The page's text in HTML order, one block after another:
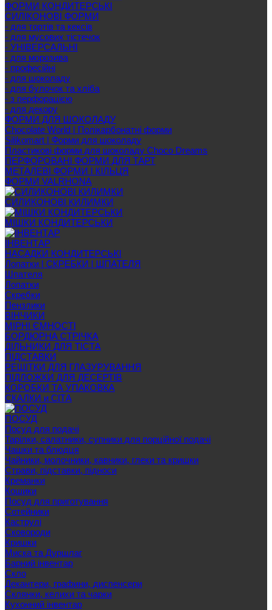
ФОРМИ КОНДИТЕРСЬКІ
СИЛІКОНОВІ ФОРМИ
- для тортів та кексів
- для мусових тістечок
- УНІВЕРСАЛЬНІ
- для морозива
- професійні
- для шоколаду
- для булочок та хліба
- з перфорацією
- для декору
ФОРМИ ДЛЯ ШОКОЛАДУ
Chocolate World | Полікарбонатні форми
Silikomart | Форми для шоколаду
Пластикові форми для шоколаду Choco Dreams
ПЕРФОРОВАНІ ФОРМИ ДЛЯ ТАРТ
МЕТАЛЕВІ ФОРМИ І КІЛЬЦЯ
ФОРМИ VALRHONA
СИЛИКОНОВІ КИЛИМКИ
МІШКИ КОНДИТЕРСЬКИ
ІНВЕНТАР
НАСАДКИ КОНДИТЕРСЬКІ
Лопатки | СКРЕБКИ | ШПАТЕЛЯ
Шпателя
Лопатки
Скребки
Пензлики
ВІНЧИКИ
МІРНІ ЄМНОСТІ
БОРДЮРНА СТРІЧКА
ДІЛЬНИКИ ДЛЯ ТІСТА
ПІДСТАВКИ
РЕШІТКИ ДЛЯ ГЛАЗУРУВАННЯ
ПІДЛОЖКИ ДЛЯ ДЕСЕРТІВ
КОРОБКИ ТА УПАКОВКА
СКАЛКИ и СІТА
ПОСУД
Посуд для подачі
Тарілки, салатники, супники для порційної подачі
Чашки та блюдця
Чайники, молочники, кавники, глеки та кришки
Страви, підставки, підноси
Креманки
Кошики
Посуд для приготування
Сотейники
Каструлі
Сковороди
Кришки
Миска та Дуршлаг
Барний інвентар
Скло
Декантери, графини, диспенсери
Склянки, келихи та чарки
Кухонний інвентар